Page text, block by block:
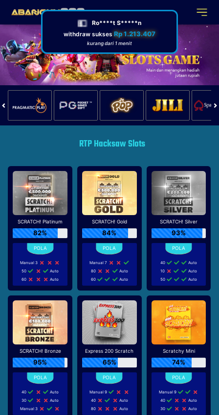
RTP Hacksaw Slots
SCRATCH! Platinum
82%
Manual 3
50
Auto
60
Auto
SCRATCH! Gold
84%
Manual 7
80
Auto
60
Auto
SCRATCH! Silver
93%
40
Auto
10
Auto
50
Auto
SCRATCH! Bronze
95%
40
Auto
30
Auto
Manual 3
Express 200 Scratch
65%
Manual 9
40
Auto
80
Auto
Scratchy Mini
74%
Manual 9
40
Auto
30
Auto